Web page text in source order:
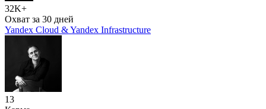
32K+
Охват за 30 дней
Yandex Cloud & Yandex Infrastructure
13